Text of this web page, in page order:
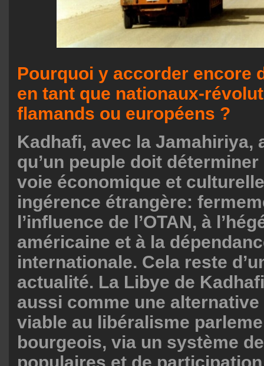
Pourquoi y accorder encore
en tant que nationaux-
flamands ou européens ?
Kadhafi, avec la Jamahiriya,
qu’un peuple doit
voie économique et
ingérence étrangère:
l’influence de l’OTAN, à
américaine et à la
internationale. Cela reste
actualité. La Libye de
aussi comme une
viable au libéralisme
bourgeois, via un système